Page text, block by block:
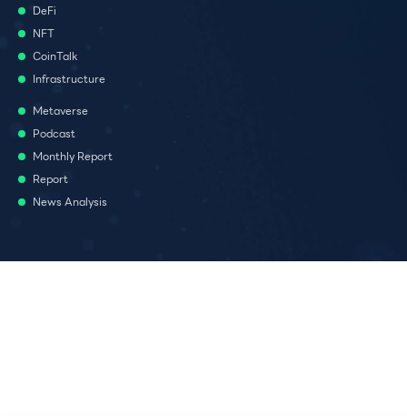
DeFi
NFT
CoinTalk
Infrastructure
Metaverse
Podcast
Monthly Report
Report
News Analysis